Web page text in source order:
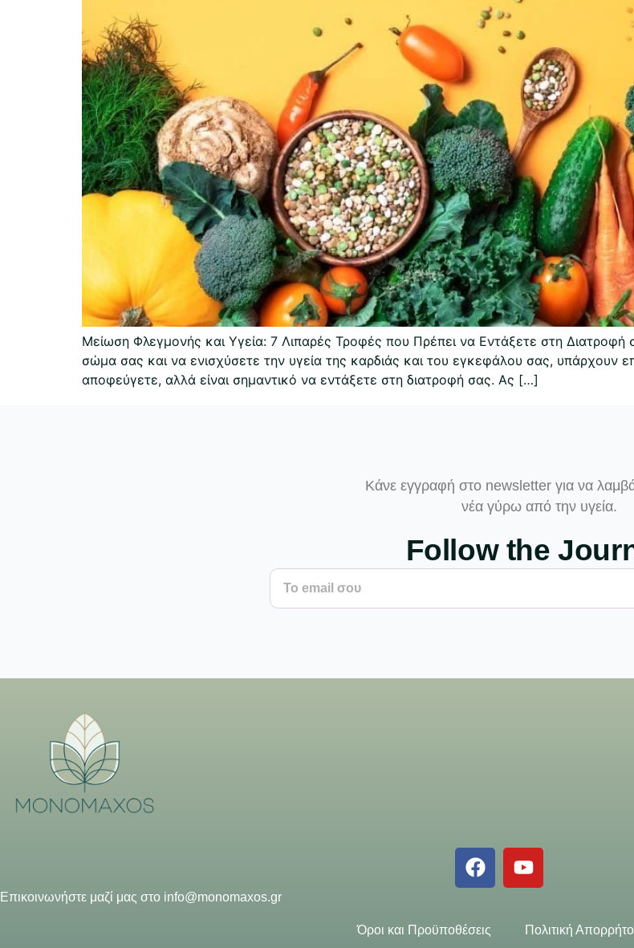
Μείωση Φλεγμονής και Υγεία: 7 Λιπαρές Τροφές που Πρέπει να Εντάξετε στη
σώμα σας και να ενισχύσετε την υγεία της καρδιάς και του εγκεφάλου σας, υπάρχουν
αποφεύγετε, αλλά είναι σημαντικό να εντάξετε στη διατροφή σας. Ας […]
Κάνε εγγραφή στο newsletter για να
νέα γύρω από την υγεία.
Follow the
Επικοινωνήστε μαζί μας στο info@monomaxos.gr
Όροι και Προϋποθέσεις Πολιτική